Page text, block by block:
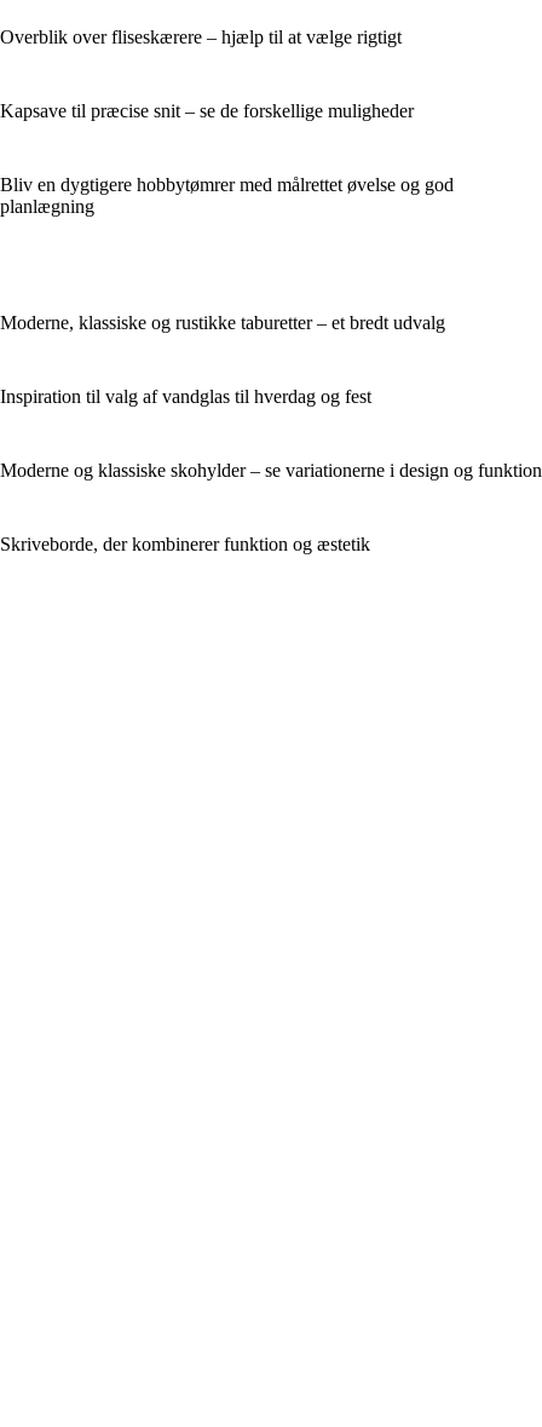
Overblik over fliseskærere – hjælp til at vælge rigtigt
Kapsave til præcise snit – se de forskellige muligheder
Bliv en dygtigere hobbytømrer med målrettet øvelse og god
planlægning
Moderne, klassiske og rustikke taburetter – et bredt udvalg
Inspiration til valg af vandglas til hverdag og fest
Moderne og klassiske skohylder – se variationerne i design og funktion
Skriveborde, der kombinerer funktion og æstetik